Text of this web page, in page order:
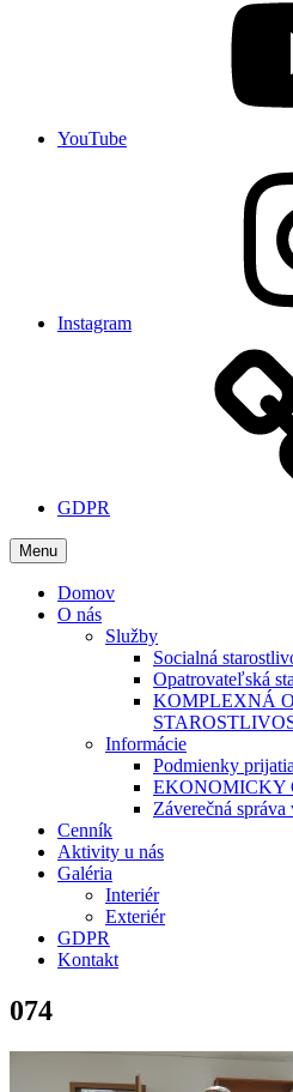
YouTube
Instagram
GDPR
Menu
Domov
O nás
Služby
Socialná
Opatrovateľská
KOMPLEXNÁ
Informácie
Podmienky
EKONOMICKY
Záverečná
Cenník
Aktivity u nás
Galéria
Interiér
Exteriér
GDPR
Kontakt
074